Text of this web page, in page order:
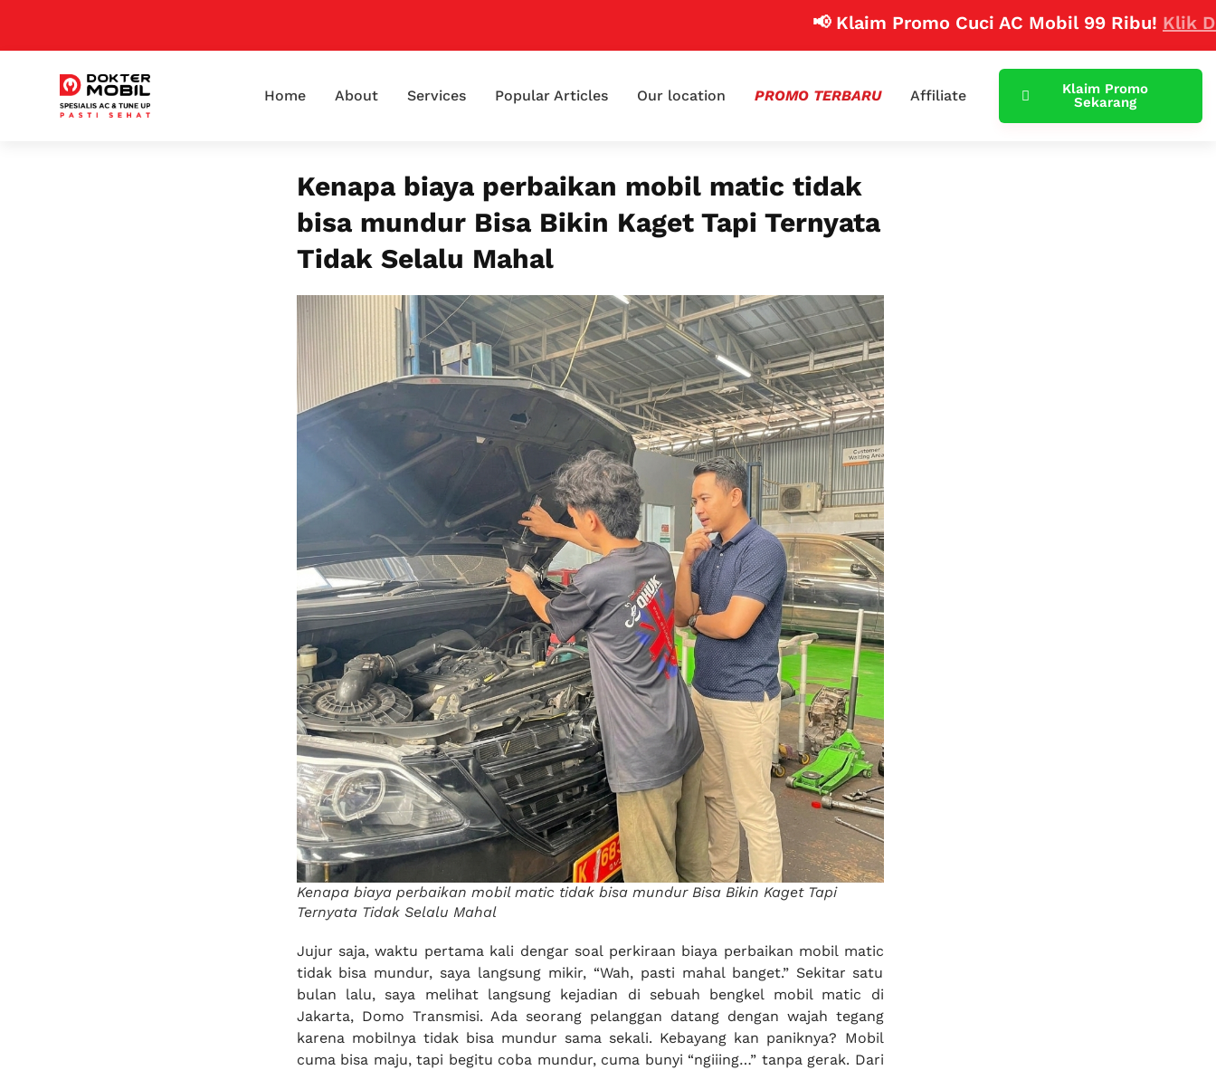
📢 Klaim Promo Cuci AC Mobil 99 Ribu!Klik Disini
Home About Services Popular Articles Our location PROMO TERBARU Affiliate
Klaim Promo
Sekarang
Kenapa biaya perbaikan mobil matic tidak
bisa mundur Bisa Bikin Kaget Tapi Ternyata
Tidak Selalu Mahal
Kenapa biaya perbaikan mobil matic tidak bisa mundur Bisa Bikin Kaget Tapi
Ternyata Tidak Selalu Mahal
Jujur saja, waktu pertama kali dengar soal perkiraan biaya perbaikan mobil matic
tidak bisa mundur, saya langsung mikir, “Wah, pasti mahal banget.” Sekitar satu
bulan lalu, saya melihat langsung kejadian di sebuah bengkel mobil matic di
Jakarta, Domo Transmisi. Ada seorang pelanggan datang dengan wajah tegang
karena mobilnya tidak bisa mundur sama sekali. Kebayang kan paniknya? Mobil
cuma bisa maju, tapi begitu coba mundur, cuma bunyi “ngiiing…” tanpa gerak. Dari